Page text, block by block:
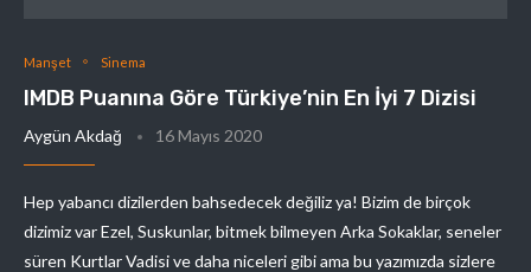
Manşet Sinema
IMDB Puanına Göre Türkiye’nin En İyi 7 Dizisi
Aygün Akdağ 16 Mayıs 2020
Hep yabancı dizilerden bahsedecek değiliz ya! Bizim de birçok
dizimiz var Ezel, Suskunlar, bitmek bilmeyen Arka Sokaklar, seneler
süren Kurtlar Vadisi ve daha niceleri gibi ama bu yazımızda sizlere